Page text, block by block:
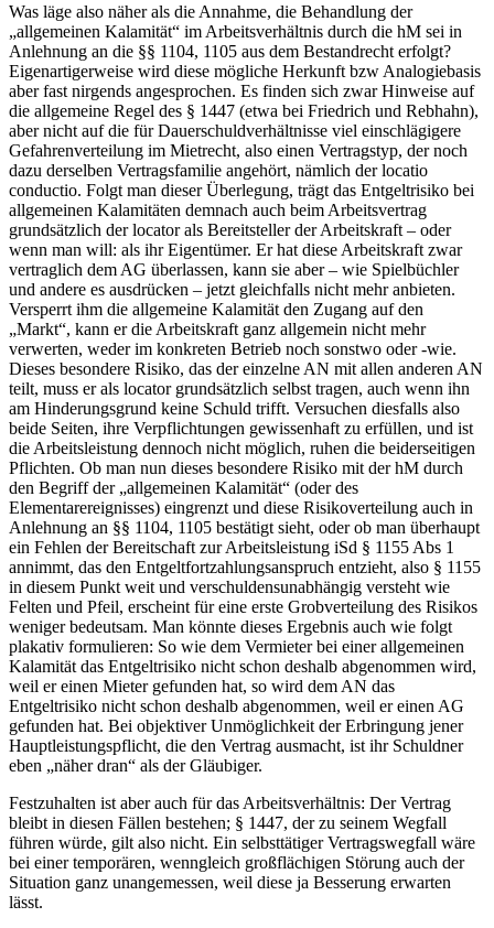
Was läge also näher als die Annahme, die Behandlung der
„allgemeinen Kalamität“ im Arbeitsverhältnis durch die hM sei in
Anlehnung an die §§ 1104, 1105 aus dem Bestandrecht erfolgt?
Eigenartigerweise wird diese mögliche Herkunft bzw Analogiebasis
aber fast nirgends angesprochen. Es finden sich zwar Hinweise auf
die allgemeine Regel des § 1447 (etwa bei Friedrich und Rebhahn),
aber nicht auf die fürDauerschuldverhältnisse viel einschlägigere
Gefahrenverteilung im Mietrecht, also einen Vertragstyp, der noch
dazu derselben Vertragsfamilie angehört, nämlich der locatio
conductio. Folgt man dieser Überlegung, trägt das Entgeltrisiko bei
allgemeinen Kalamitäten demnach auch beim Arbeitsvertrag
grundsätzlich der locator als Bereitsteller der Arbeitskraft – oder
wenn man will: als ihr Eigentümer. Er hat diese Arbeitskraft zwar
vertraglich dem AG überlassen, kann sie aber – wie Spielbüchler
und andere es ausdrücken – jetzt gleichfalls nicht mehr anbieten.
Versperrt ihm die allgemeine Kalamität den Zugang auf den
„Markt“, kann er die Arbeitskraft ganz allgemein nicht mehr
verwerten, weder im konkreten Betrieb noch sonstwo oder -wie.
Dieses besondere Risiko, das der einzelne AN mit allen anderen AN
teilt, muss er als locator grundsätzlich selbst tragen, auch wenn ihn
am Hinderungsgrund keine Schuld trifft. Versuchen diesfalls also
beide Seiten, ihre Verpflichtungen gewissenhaft zu erfüllen, und ist
die Arbeitsleistung dennoch nicht möglich, ruhen die beiderseitigen
Pflichten. Ob man nun dieses besondere Risiko mit der hM durch
den Begriff der „allgemeinen Kalamität“ (oder des
Elementarereignisses) eingrenzt und diese Risikoverteilung auch in
Anlehnung an §§ 1104, 1105 bestätigt sieht, oder ob man überhaupt
ein Fehlen derBereitschaft zur Arbeitsleistung iSd § 1155 Abs 1
annimmt, das den Entgeltfortzahlungsanspruch entzieht, also § 1155
in diesem Punkt weit und verschuldensunabhängig versteht wie
Felten und Pfeil, erscheint für eine erste Grobverteilung des Risikos
weniger bedeutsam. Man könnte dieses Ergebnis auch wie folgt
plakativ formulieren: So wie dem Vermieterbei einer allgemeinen
Kalamität das Entgeltrisiko nicht schon deshalb abgenommen wird,
weil er einen Mietergefunden hat, so wird dem AN das
Entgeltrisiko nicht schon deshalb abgenommen, weil er einen AG
gefunden hat. Bei objektiverUnmöglichkeit der Erbringung jener
Hauptleistungspflicht, die den Vertrag ausmacht, ist ihr Schuldner
eben „näher dran“ als der Gläubiger.
Festzuhalten ist aber auch für das Arbeitsverhältnis: DerVertrag
bleibt in diesen Fällen bestehen; § 1447, der zu seinem Wegfall
führen würde, gilt also nicht. Ein selbsttätiger Vertragswegfall wäre
bei einer temporären, wenngleich großflächigen Störung auch der
Situation ganz unangemessen, weil diese ja Besserung erwarten
lässt.